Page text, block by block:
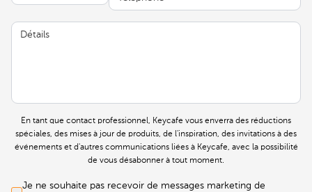
Détails
En tant que contact professionnel, Keycafe vous enverra des réductions
spéciales, des mises à jour de produits, de l'inspiration, des invitations à des
événements et d'autres communications liées à Keycafe, avec la possibilité
de vous désabonner à tout moment.
Je ne souhaite pas recevoir de messages marketing de